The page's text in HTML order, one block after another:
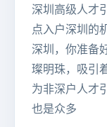
深圳高级人才
点入户深圳的
深圳，你准备
璨明珠，吸引
为非深户人才
也是众多